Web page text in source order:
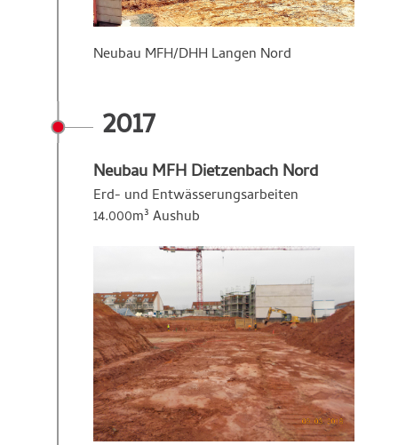
Neubau MFH/DHH Langen Nord
2017
Neubau MFH Dietzenbach Nord
Erd- und Entwässerungsarbeiten
14.000m³ Aushub